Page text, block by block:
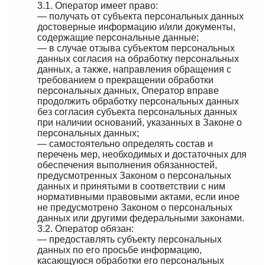
3.1. Оператор имеет право:
— получать от субъекта персональных данных
достоверные информацию и/или документы,
содержащие персональные данные;
— в случае отзыва субъектом персональных
данных согласия на обработку персональных
данных, а также, направления обращения с
требованием о прекращении обработки
персональных данных, Оператор вправе
продолжить обработку персональных данных
без согласия субъекта персональных данных
при наличии оснований, указанных в Законе о
персональных данных;
— самостоятельно определять состав и
перечень мер, необходимых и достаточных для
обеспечения выполнения обязанностей,
предусмотренных Законом о персональных
данных и принятыми в соответствии с ним
нормативными правовыми актами, если иное
не предусмотрено Законом о персональных
данных или другими федеральными законами.
3.2. Оператор обязан:
— предоставлять субъекту персональных
данных по его просьбе информацию,
касающуюся обработки его персональных